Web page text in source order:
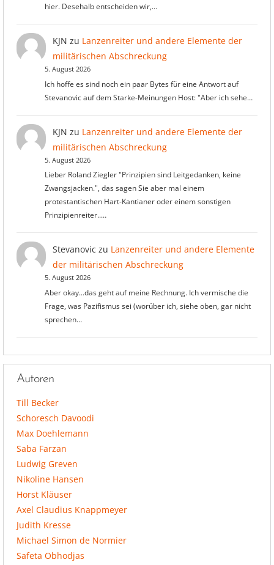
hier. Desehalb entscheiden wir,…
KJN zu Lanzenreiter und andere Elemente der
militärischen Abschreckung
5. August 2026
Ich hoffe es sind noch ein paar Bytes für eine Antwort auf
Stevanovic auf dem Starke-Meinungen Host: "Aber ich sehe…
KJN zu Lanzenreiter und andere Elemente der
militärischen Abschreckung
5. August 2026
Lieber Roland Ziegler "Prinzipien sind Leitgedanken, keine
Zwangsjacken.", das sagen Sie aber mal einem
protestantischen Hart-Kantianer oder einem sonstigen
Prinzipienreiter..…
Stevanovic zu Lanzenreiter und andere Elemente
der militärischen Abschreckung
5. August 2026
Aber okay...das geht auf meine Rechnung. Ich vermische die
Frage, was Pazifismus sei (worüber ich, siehe oben, gar nicht
sprechen…
Autoren
Till Becker
Schoresch Davoodi
Max Doehlemann
Saba Farzan
Ludwig Greven
Nikoline Hansen
Horst Kläuser
Axel Claudius Knappmeyer
Judith Kresse
Michael Simon de Normier
Safeta Obhodjas